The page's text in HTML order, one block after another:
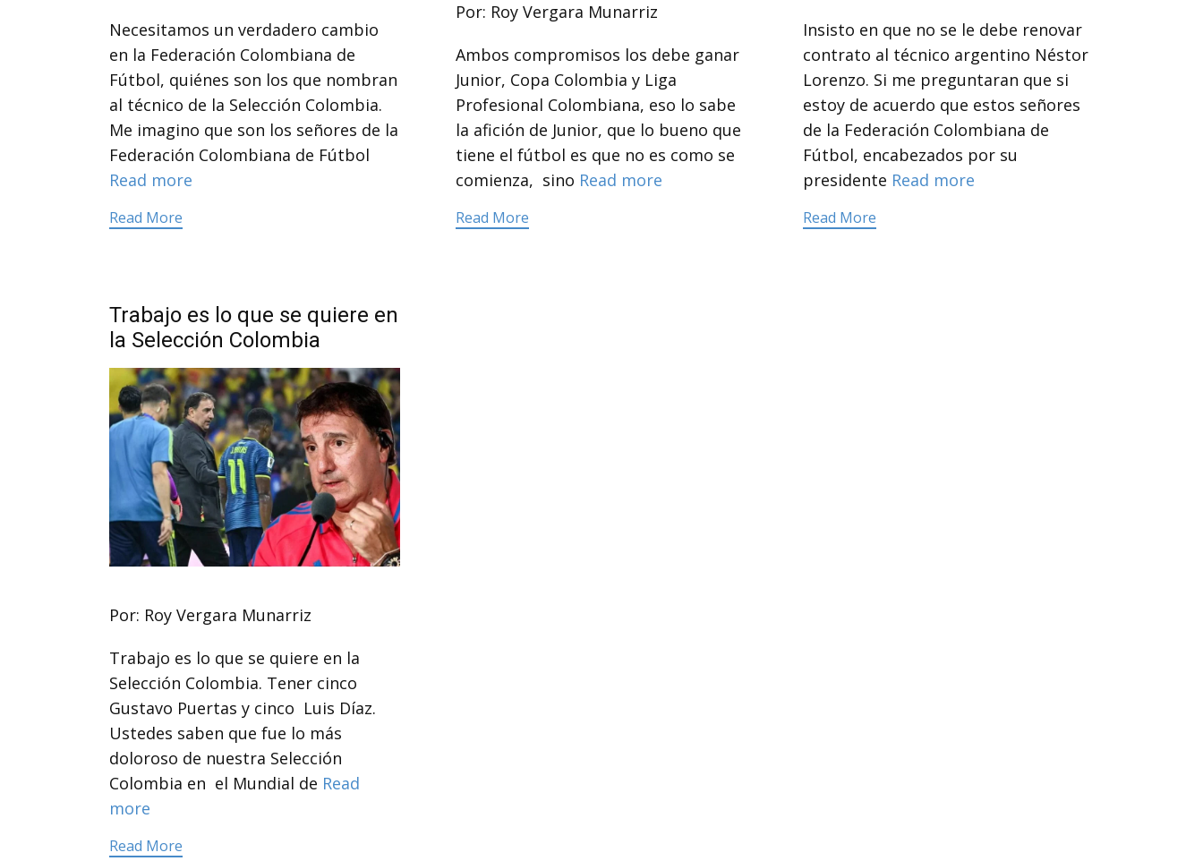
Necesitamos un verdadero cambio
en la Federación Colombiana de
Fútbol, quiénes son los que nombran
al técnico de la Selección Colombia.
Me imagino que son los señores de la
Federación Colombiana de Fútbol
Read more
Read More
Por: Roy Vergara Munarriz
Ambos compromisos los debe ganar
Junior, Copa Colombia y Liga
Profesional Colombiana, eso lo sabe
la afición de Junior, que lo bueno que
tiene el fútbol es que no es como se
comienza, sino Read more
Read More
Insisto en que no se le debe renovar
contrato al técnico argentino Néstor
Lorenzo. Si me preguntaran que si
estoy de acuerdo que estos señores
de la Federación Colombiana de
Fútbol, encabezados por su
presidente Read more
Read More
Trabajo es lo que se quiere en
la Selección Colombia
Por: Roy Vergara Munarriz
Trabajo es lo que se quiere en la
Selección Colombia. Tener cinco
Gustavo Puertas y cinco Luis Díaz.
Ustedes saben que fue lo más
doloroso de nuestra Selección
Colombia en el Mundial de Read
more
Read More